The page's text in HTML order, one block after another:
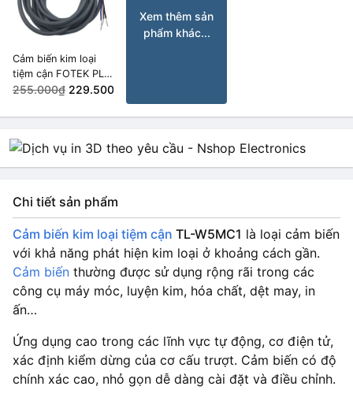
Cảm biến kim loại
tiệm cận FOTEK PL-
08N NPN
255.000₫ 229.500₫
Xem thêm sản
phẩm khác...
Chi tiết sản phẩm
Cảm biến kim loại tiệm cận TL-W5MC1 là loại cảm biến
với khả năng phát hiện kim loại ở khoảng cách gần.
Cảm biến thường được sử dụng rộng rãi trong các
công cụ máy móc, luyện kim, hóa chất, dệt may, in
ấn…
Ứng dụng cao trong các lĩnh vực tự động, cơ điện tử,
xác định kiểm dừng của cơ cấu trượt. Cảm biến có độ
chính xác cao, nhỏ gọn dễ dàng cài đặt và điều chỉnh.